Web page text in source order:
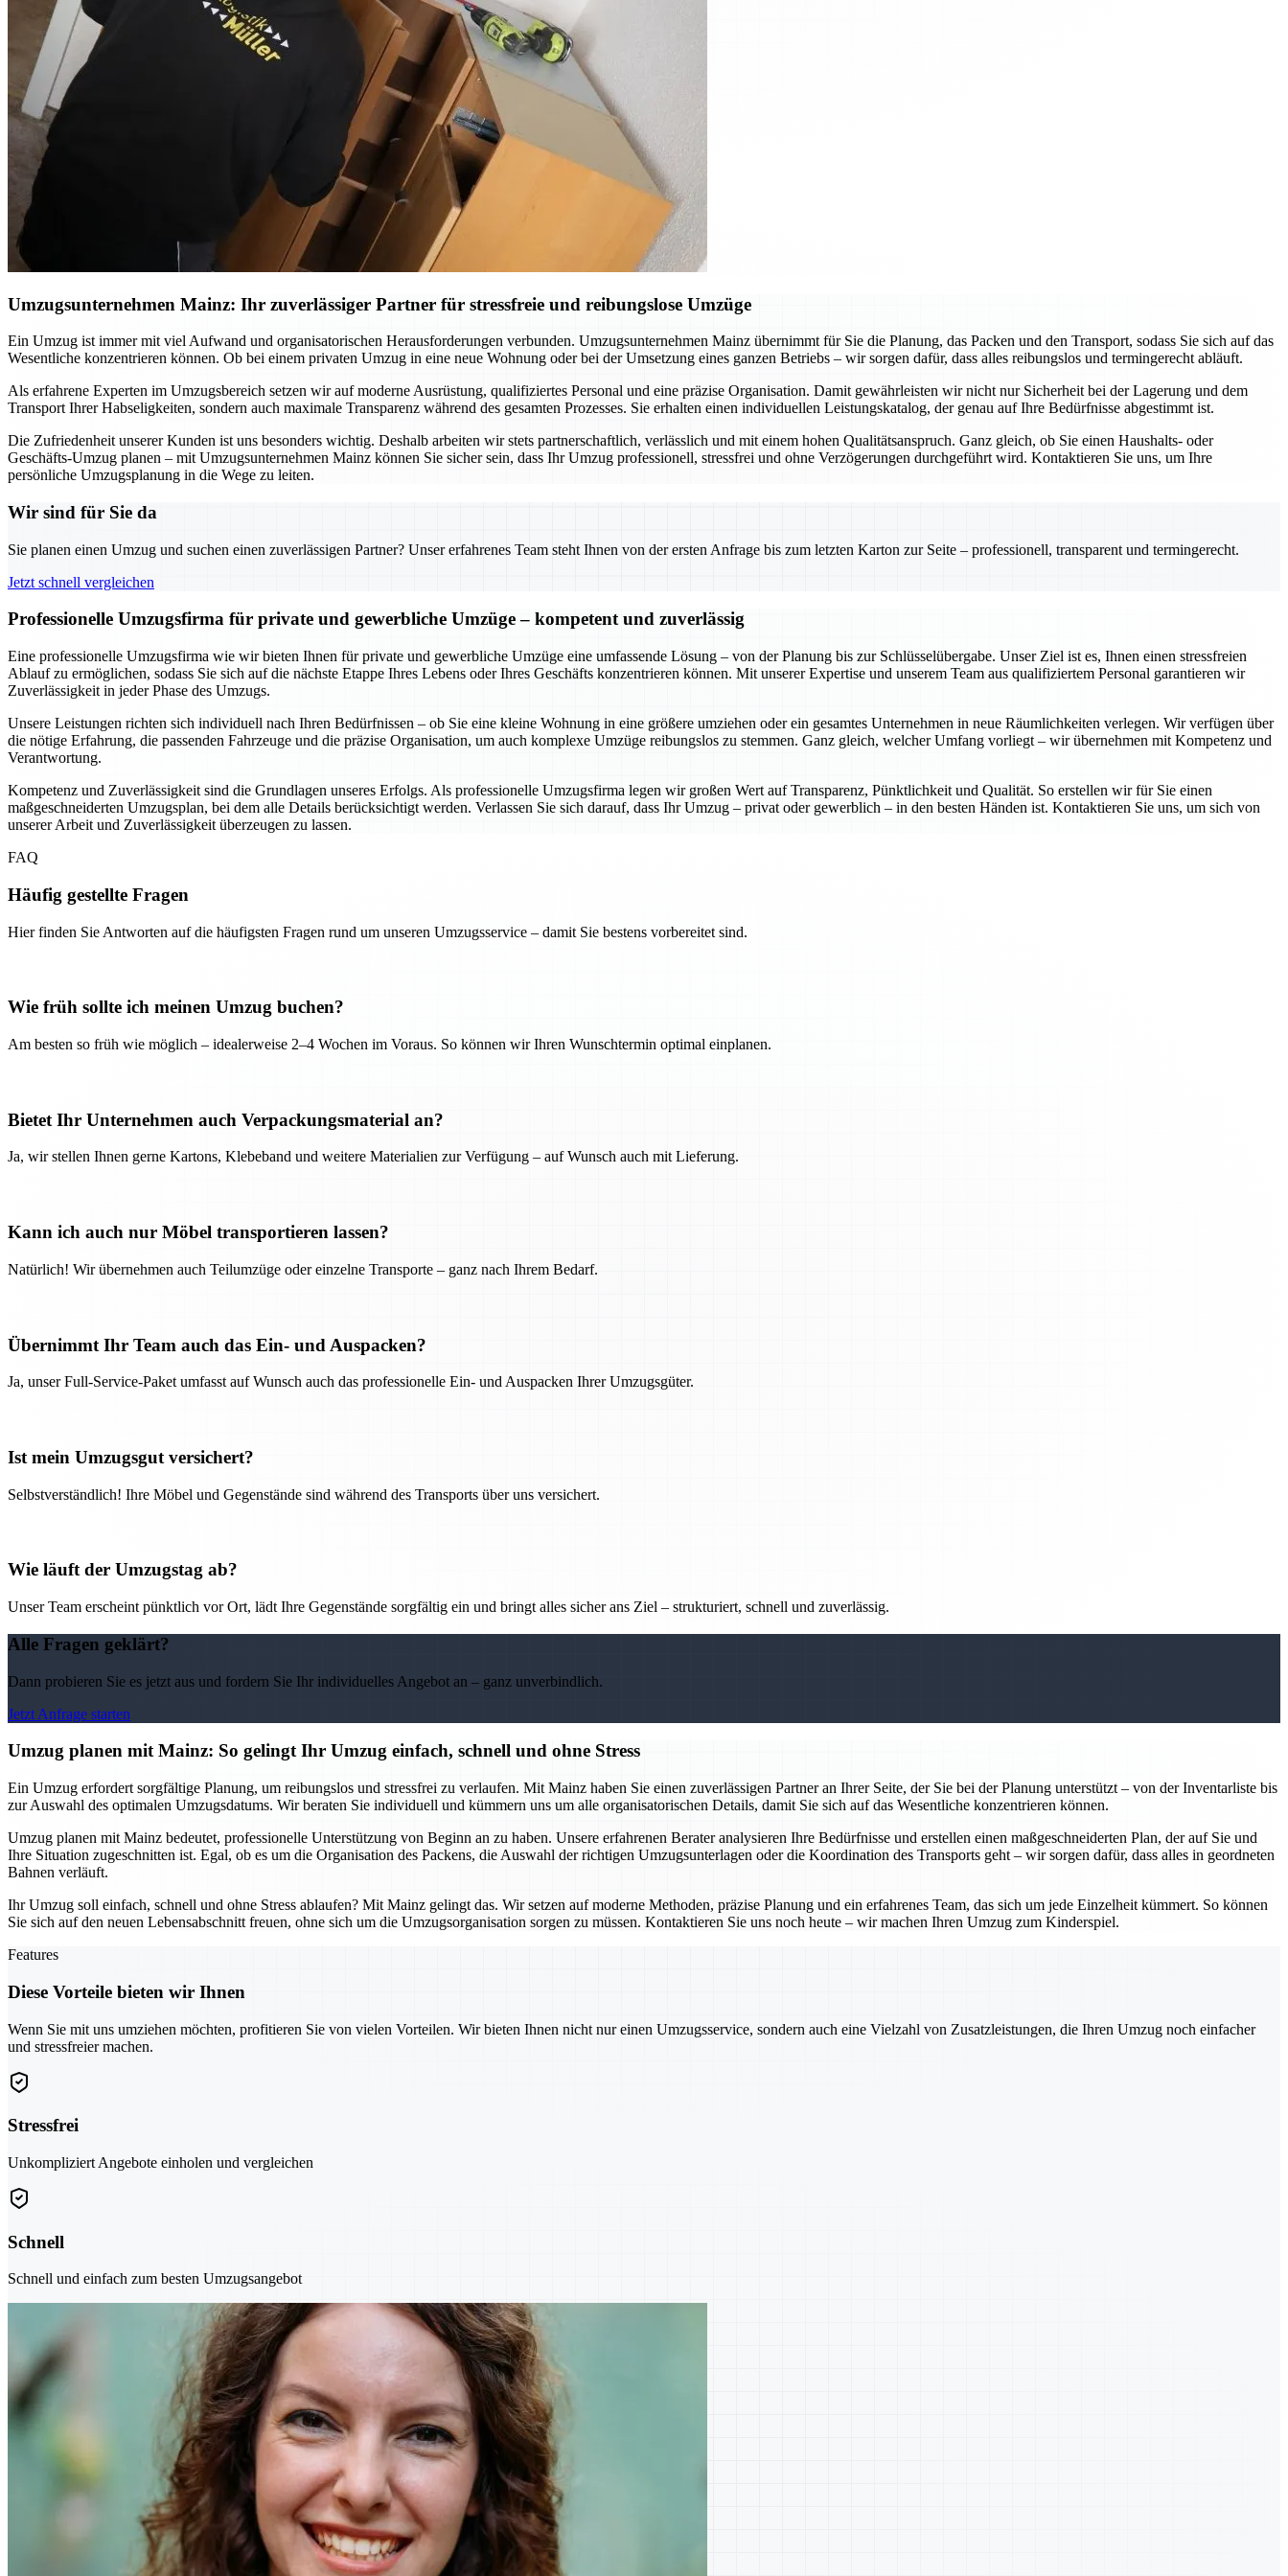
Umzugsunternehmen Mainz: Ihr zuverlässiger Partner für stressfreie und reibungslose Umzüge
Ein Umzug ist immer mit viel Aufwand und organisatorischen Herausforderungen verbunden. Umzugsunternehmen Mainz übernimmt für Sie die Planung, das Packen und den Transport, sodass Sie sich auf das
Wesentliche konzentrieren können. Ob bei einem privaten Umzug in eine neue Wohnung oder bei der Umsetzung eines ganzen Betriebs – wir sorgen dafür, dass alles reibungslos und termingerecht abläuft.
Als erfahrene Experten im Umzugsbereich setzen wir auf moderne Ausrüstung, qualifiziertes Personal und eine präzise Organisation. Damit gewährleisten wir nicht nur Sicherheit bei der Lagerung und dem
Transport Ihrer Habseligkeiten, sondern auch maximale Transparenz während des gesamten Prozesses. Sie erhalten einen individuellen Leistungskatalog, der genau auf Ihre Bedürfnisse abgestimmt ist.
Die Zufriedenheit unserer Kunden ist uns besonders wichtig. Deshalb arbeiten wir stets partnerschaftlich, verlässlich und mit einem hohen Qualitätsanspruch. Ganz gleich, ob Sie einen Haushalts- oder
Geschäfts-Umzug planen – mit Umzugsunternehmen Mainz können Sie sicher sein, dass Ihr Umzug professionell, stressfrei und ohne Verzögerungen durchgeführt wird. Kontaktieren Sie uns, um Ihre
persönliche Umzugsplanung in die Wege zu leiten.
Wir sind für Sie da
Sie planen einen Umzug und suchen einen zuverlässigen Partner? Unser erfahrenes Team steht Ihnen von der ersten Anfrage bis zum letzten Karton zur Seite – professionell, transparent und termingerecht.
Jetzt schnell vergleichen
Professionelle Umzugsfirma für private und gewerbliche Umzüge – kompetent und zuverlässig
Eine professionelle Umzugsfirma wie wir bieten Ihnen für private und gewerbliche Umzüge eine umfassende Lösung – von der Planung bis zur Schlüsselübergabe. Unser Ziel ist es, Ihnen einen stressfreien
Ablauf zu ermöglichen, sodass Sie sich auf die nächste Etappe Ihres Lebens oder Ihres Geschäfts konzentrieren können. Mit unserer Expertise und unserem Team aus qualifiziertem Personal garantieren wir
Zuverlässigkeit in jeder Phase des Umzugs.
Unsere Leistungen richten sich individuell nach Ihren Bedürfnissen – ob Sie eine kleine Wohnung in eine größere umziehen oder ein gesamtes Unternehmen in neue Räumlichkeiten verlegen. Wir verfügen über
die nötige Erfahrung, die passenden Fahrzeuge und die präzise Organisation, um auch komplexe Umzüge reibungslos zu stemmen. Ganz gleich, welcher Umfang vorliegt – wir übernehmen mit Kompetenz und
Verantwortung.
Kompetenz und Zuverlässigkeit sind die Grundlagen unseres Erfolgs. Als professionelle Umzugsfirma legen wir großen Wert auf Transparenz, Pünktlichkeit und Qualität. So erstellen wir für Sie einen
maßgeschneiderten Umzugsplan, bei dem alle Details berücksichtigt werden. Verlassen Sie sich darauf, dass Ihr Umzug – privat oder gewerblich – in den besten Händen ist. Kontaktieren Sie uns, um sich von
unserer Arbeit und Zuverlässigkeit überzeugen zu lassen.
FAQ
Häufig gestellte Fragen
Hier finden Sie Antworten auf die häufigsten Fragen rund um unseren Umzugsservice – damit Sie bestens vorbereitet sind.
Wie früh sollte ich meinen Umzug buchen?
Am besten so früh wie möglich – idealerweise 2–4 Wochen im Voraus. So können wir Ihren Wunschtermin optimal einplanen.
Bietet Ihr Unternehmen auch Verpackungsmaterial an?
Ja, wir stellen Ihnen gerne Kartons, Klebeband und weitere Materialien zur Verfügung – auf Wunsch auch mit Lieferung.
Kann ich auch nur Möbel transportieren lassen?
Natürlich! Wir übernehmen auch Teilumzüge oder einzelne Transporte – ganz nach Ihrem Bedarf.
Übernimmt Ihr Team auch das Ein- und Auspacken?
Ja, unser Full-Service-Paket umfasst auf Wunsch auch das professionelle Ein- und Auspacken Ihrer Umzugsgüter.
Ist mein Umzugsgut versichert?
Selbstverständlich! Ihre Möbel und Gegenstände sind während des Transports über uns versichert.
Wie läuft der Umzugstag ab?
Unser Team erscheint pünktlich vor Ort, lädt Ihre Gegenstände sorgfältig ein und bringt alles sicher ans Ziel – strukturiert, schnell und zuverlässig.
Alle Fragen geklärt?
Dann probieren Sie es jetzt aus und fordern Sie Ihr individuelles Angebot an – ganz unverbindlich.
Jetzt Anfrage starten
Umzug planen mit Mainz: So gelingt Ihr Umzug einfach, schnell und ohne Stress
Ein Umzug erfordert sorgfältige Planung, um reibungslos und stressfrei zu verlaufen. Mit Mainz haben Sie einen zuverlässigen Partner an Ihrer Seite, der Sie bei der Planung unterstützt – von der Inventarliste bis
zur Auswahl des optimalen Umzugsdatums. Wir beraten Sie individuell und kümmern uns um alle organisatorischen Details, damit Sie sich auf das Wesentliche konzentrieren können.
Umzug planen mit Mainz bedeutet, professionelle Unterstützung von Beginn an zu haben. Unsere erfahrenen Berater analysieren Ihre Bedürfnisse und erstellen einen maßgeschneiderten Plan, der auf Sie und
Ihre Situation zugeschnitten ist. Egal, ob es um die Organisation des Packens, die Auswahl der richtigen Umzugsunterlagen oder die Koordination des Transports geht – wir sorgen dafür, dass alles in geordneten
Bahnen verläuft.
Ihr Umzug soll einfach, schnell und ohne Stress ablaufen? Mit Mainz gelingt das. Wir setzen auf moderne Methoden, präzise Planung und ein erfahrenes Team, das sich um jede Einzelheit kümmert. So können
Sie sich auf den neuen Lebensabschnitt freuen, ohne sich um die Umzugsorganisation sorgen zu müssen. Kontaktieren Sie uns noch heute – wir machen Ihren Umzug zum Kinderspiel.
Features
Diese Vorteile bieten wir Ihnen
Wenn Sie mit uns umziehen möchten, profitieren Sie von vielen Vorteilen. Wir bieten Ihnen nicht nur einen Umzugsservice, sondern auch eine Vielzahl von Zusatzleistungen, die Ihren Umzug noch einfacher
und stressfreier machen.
Stressfrei
Unkompliziert Angebote einholen und vergleichen
Schnell
Schnell und einfach zum besten Umzugsangebot